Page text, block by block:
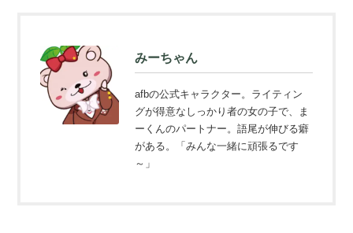
みーちゃん
afbの公式キャラクター。ライティン
グが得意なしっかり者の女の子で、ま
ーくんのパートナー。語尾が伸びる癖
がある。「みんな一緒に頑張るです
～」